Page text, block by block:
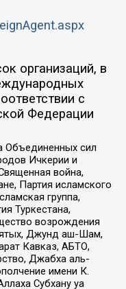
организаций, в
с
Федерации
сил
Ичкерии и
война,
Партия исламского
группа,
Туркестана,
возрождения
Джунд аш-Шам,
Кавказ, АБТО,
Джабха аль-
имени К.
Субхану уа